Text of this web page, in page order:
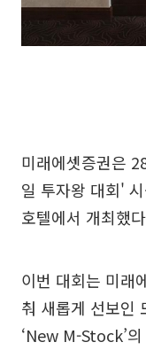
미래에셋증권은
일 투자왕 대회'
호텔에서 개최했
이번 대회는 미래
춰 새롭게 선보인
‘New M-Stock’